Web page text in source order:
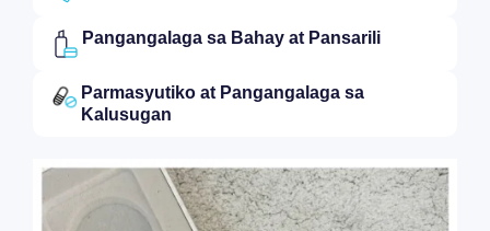
Pangangalaga sa Bahay at Pansarili​
Parmasyutiko at Pangangalaga sa
Kalusugan​